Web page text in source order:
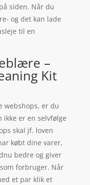
siden. Når du
og det kan lade
til en
–
Kit
webshops, er du
er en selvfølge
skal jf. loven
købt dine varer,
bedre og giver
forbruger. Når
et par klik et